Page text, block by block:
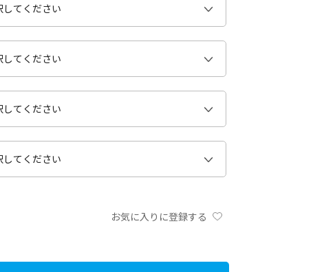
お気に入りに登録する